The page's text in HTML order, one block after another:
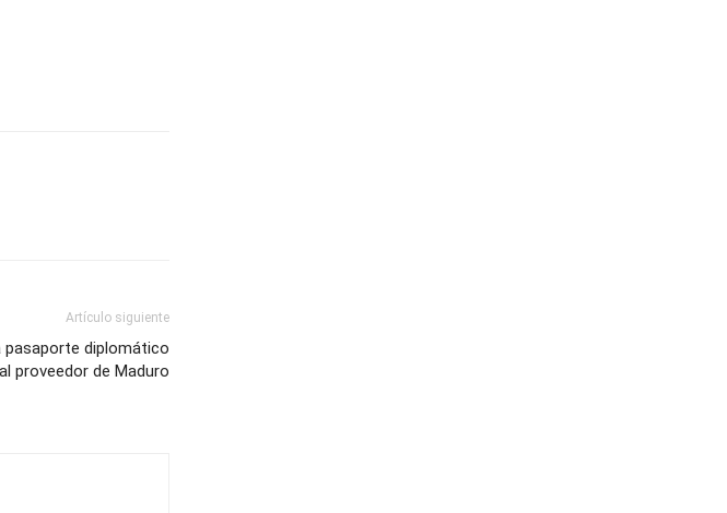
Artículo siguiente
pasaporte diplomático
proveedor de Maduro